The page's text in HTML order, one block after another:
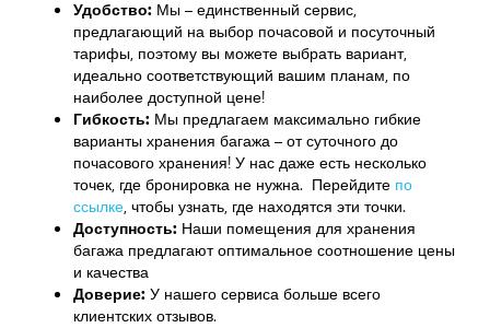
Удобство: Мы – единственный сервис,
предлагающий на выбор почасовой и посуточный
тарифы, поэтому вы можете выбрать вариант,
идеально соответствующий вашим планам, по
наиболее доступной цене!
Гибкость: Мы предлагаем максимально гибкие
варианты хранения багажа – от суточного до
почасового хранения! У нас даже есть несколько
точек, где бронировка не нужна. Перейдите по
ссылке,чтобы узнать, где находятся эти точки.
Доступность: Наши помещения для хранения
багажа предлагают оптимальное соотношение цены
и качества
Доверие: У нашего сервиса больше всего
клиентских отзывов.